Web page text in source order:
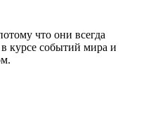
что они всегда
в курсе событий мира и